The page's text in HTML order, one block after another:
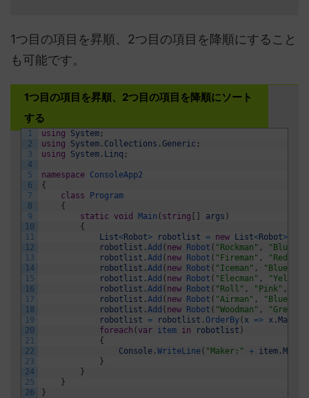
1つ目の項目を昇順、2つ目の項目を降順にすること
も可能です。
1つ目の項目を昇順、2つ目の項目を降順にソート
する
1
2
3
4
5
6
7
8
9
10
11
12
13
14
15
16
17
18
19
20
21
22
23
24
25
26
using System ;
using
System . Collections . Generic ;
using
System . Linq ;
namespace ConsoleApp2
{
class
Program
{
static
void Main ( string [ ] args )
{
List<Robot> robotlist = new List<Robot>
robotlist . Add ( new Robot ( "Rockman" , "Blue"
robotlist . Add ( new Robot ( "Fireman" , "Red"
robotlist . Add ( new Robot ( "Iceman" , "Blue"
robotlist . Add ( new Robot ( "Elecman" , "Yellow"
robotlist . Add ( new Robot ( "Roll" , "Pink" ,
robotlist . Add ( new Robot ( "Airman" , "Blue"
robotlist . Add ( new Robot ( "Woodman" , "Green"
robotlist = robotlist . OrderBy( x => x . Maker
foreach ( var item in robotlist )
{
Console . WriteLine( "Maker:" + item . Maker
}
}
}
}